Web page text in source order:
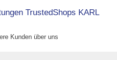
Kunden über uns